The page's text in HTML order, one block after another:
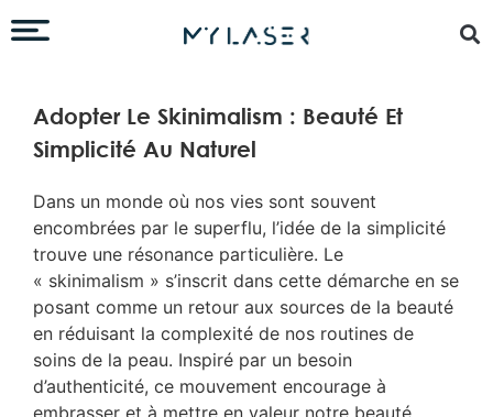
Adopter Le Skinimalism : Beauté Et
Simplicité Au Naturel
Dans un monde où nos vies sont souvent
encombrées par le superflu, l’idée de la simplicité
trouve une résonance particulière. Le
« skinimalism » s’inscrit dans cette démarche en se
posant comme un retour aux sources de la beauté
en réduisant la complexité de nos routines de
soins de la peau. Inspiré par un besoin
d’authenticité, ce mouvement encourage à
embrasser et à mettre en valeur notre beauté